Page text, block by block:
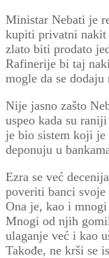
Ministar Nebati je
kupiti privatni nakit
zlato biti prodato
Rafinerije bi taj
mogle da se dodaju
Nije jasno zašto
uspeo kada su
je bio sistem koji je
deponuju u
Ezra se već
poveriti banci svoje
Ona je, kao i
Mnogi od njih
ulaganje već i kao
Takođe, ne krši se